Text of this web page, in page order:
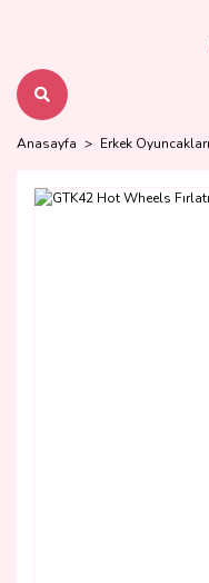
Anasayfa Erkek Oyuncakları